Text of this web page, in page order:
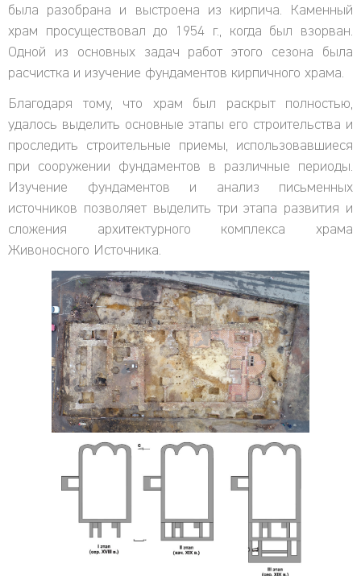
была разобрана и выстроена из кирпича. Каменный
храм просуществовал до 1954 г., когда был взорван.
Одной из основных задач работ этого сезона была
расчистка и изучение фундаментов кирпичного храма.
Благодаря тому, что храм был раскрыт полностью,
удалось выделить основные этапы его строительства и
проследить строительные приемы, использовавшиеся
при сооружении фундаментов в различные периоды.
Изучение фундаментов и анализ письменных
источников позволяет выделить три этапа развития и
сложения архитектурного комплекса храма
Живоносного Источника.